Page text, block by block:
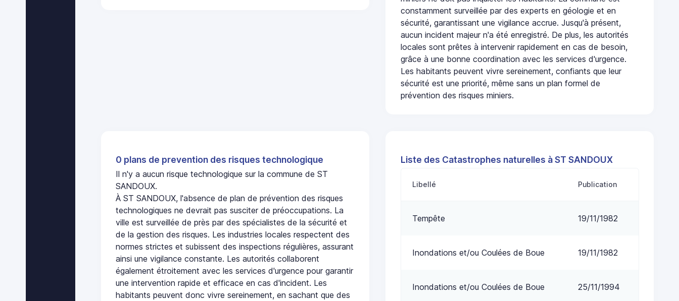
constamment surveillée par des experts en géologie et en
sécurité, garantissant une vigilance accrue. Jusqu'à présent,
aucun incident majeur n'a été enregistré. De plus, les autorités
locales sont prêtes à intervenir rapidement en cas de besoin,
grâce à une bonne coordination avec les services d'urgence.
Les habitants peuvent vivre sereinement, confiants que leur
sécurité est une priorité, même sans un plan formel de
prévention des risques miniers.
0 plans de prevention des risques technologique
Il n'y a aucun risque technologique sur la commune de ST
SANDOUX.
À ST SANDOUX, l'absence de plan de prévention des risques
technologiques ne devrait pas susciter de préoccupations. La
ville est surveillée de près par des spécialistes de la sécurité et
de la gestion des risques. Les industries locales respectent des
normes strictes et subissent des inspections régulières, assurant
ainsi une vigilance constante. Les autorités collaborent
également étroitement avec les services d'urgence pour garantir
une intervention rapide et efficace en cas d'incident. Les
habitants peuvent donc vivre sereinement, en sachant que des
Liste des Catastrophes naturelles à ST SANDOUX
Libellé Publication
Tempête 19/11/1982
Inondations et/ou Coulées de Boue 19/11/1982
Inondations et/ou Coulées de Boue 25/11/1994